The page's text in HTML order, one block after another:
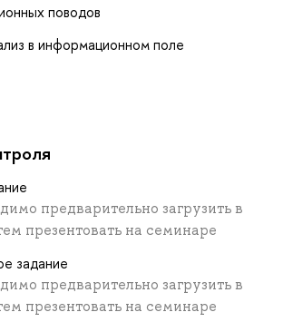
поводов
в информационном поле
предварительно загрузить в
презентовать на семинаре
задание
предварительно загрузить в
презентовать на семинаре